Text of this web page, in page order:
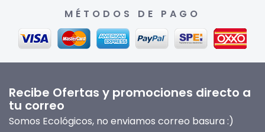
MÉTODOS DE PAGO
Recibe Ofertas y promociones directo a
tu correo
Somos Ecológicos, no enviamos correo basura :)